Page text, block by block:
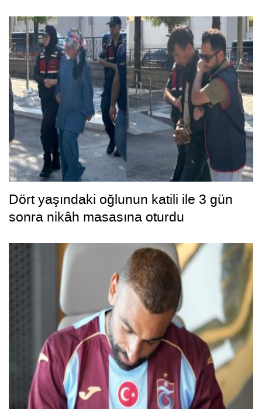
Dört yaşındaki oğlunun katili ile 3 gün
sonra nikâh masasına oturdu